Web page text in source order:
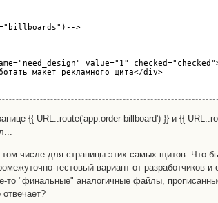
>
value="1"
макет рекламного щита</div>
div>
div>
{{ URL::route('app.order-billboard') }} и {{
числе для страницы этих самых щитов. Что
тестовый вариант от разработчиков и
то "финальные" аналогичные файлы,